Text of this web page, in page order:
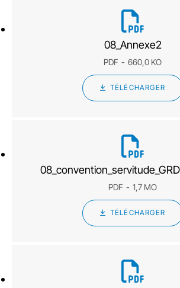
08_Annexe2
PDF 660,0 KO
TÉLÉCHARGER
PDF 1,7 MO
TÉLÉCHARGER